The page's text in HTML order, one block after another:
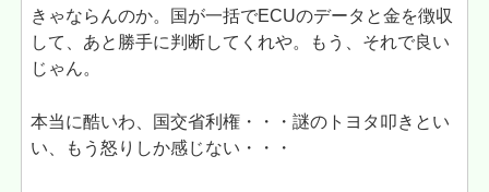
きゃならんのか。国が一括でECUのデータと金を徴収
して、あと勝手に判断してくれや。もう、それで良い
じゃん。
本当に酷いわ、国交省利権・・・謎のトヨタ叩きとい
い、もう怒りしか感じない・・・